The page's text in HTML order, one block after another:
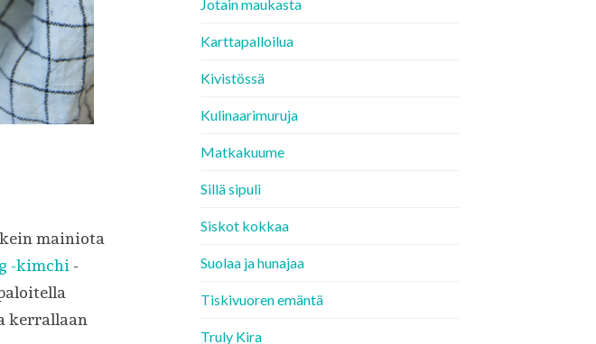
mainiota
-kimchi -
kerrallaan
Jotain maukasta
Karttapalloilua
Kivistössä
Kulinaarimuruja
Matkakuume
Sillä sipuli
Siskot kokkaa
Suolaa ja hunajaa
Tiskivuoren emäntä
Truly Kira